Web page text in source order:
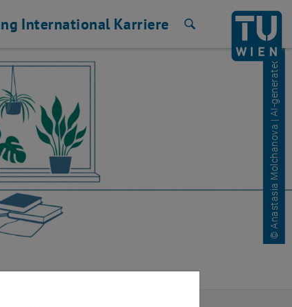
International Karriere